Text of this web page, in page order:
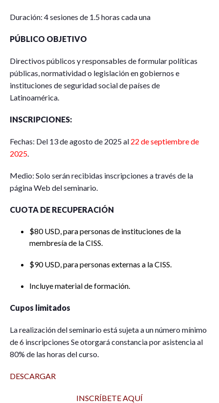
Duración: 4 sesiones de 1.5 horas cada una
PÚBLICO OBJETIVO
Directivos públicos y responsables de formular políticas
públicas, normatividad o legislación en gobiernos e
instituciones de seguridad social de países de
Latinoamérica.
INSCRIPCIONES:
Fechas: Del 13 de agosto de 2025 al 22 de septiembre de
2025
Medio: Solo serán recibidas inscripciones a través de la
página Web del seminario.
CUOTA DE RECUPERACIÓN
$80 USD, para personas de instituciones de la
membresía de la CISS.
$90 USD, para personas externas a la CISS.
Incluye material de formación.
Cupos limitados
La realización del seminario está sujeta a un número mínimo
de 6 inscripciones Se otorgará constancia por asistencia al
80% de las horas del curso.
DESCARGAR
INSCRÍBETE AQUÍ